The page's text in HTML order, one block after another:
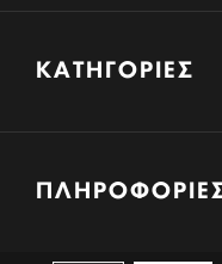
ΚΑΤΗΓΟΡΊΕΣ